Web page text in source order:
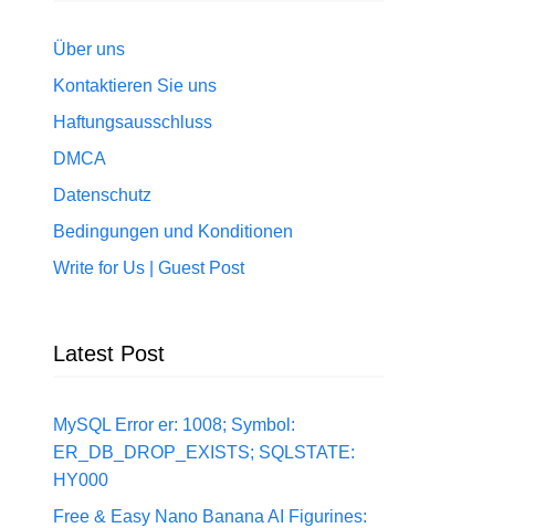
Über uns
Kontaktieren Sie uns
Haftungsausschluss
DMCA
Datenschutz
Bedingungen und Konditionen
Write for Us | Guest Post
Latest Post
MySQL Error er: 1008; Symbol:
ER_DB_DROP_EXISTS; SQLSTATE:
HY000
Free & Easy Nano Banana AI Figurines: